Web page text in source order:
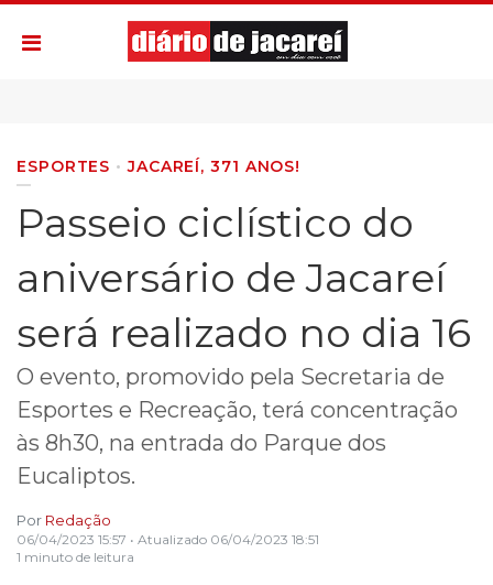
ESPORTES JACAREÍ, 371 ANOS!
Passeio ciclístico do
aniversário de Jacareí
será realizado no dia 16
O evento, promovido pela Secretaria de
Esportes e Recreação, terá concentração
às 8h30, na entrada do Parque dos
Eucaliptos.
Por Redação
06/04/2023 15:57 • Atualizado 06/04/2023 18:51
1 minuto de leitura